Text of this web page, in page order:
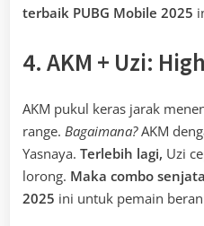
terbaik PUBG Mobile 2025
4. AKM + Uzi:
AKM pukul keras jarak
range. Bagaimana?AKM
Yasnaya. Terlebih lagi, Uzi
lorong. Maka combo
2025 ini untuk pemain